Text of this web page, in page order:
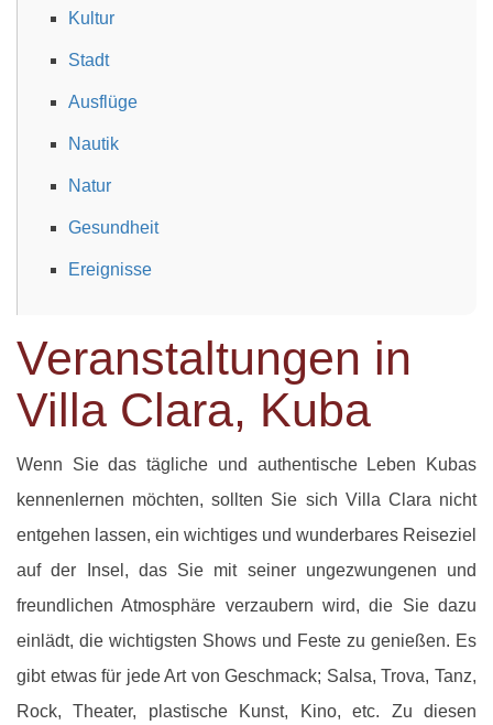
Kultur
Stadt
Ausflüge
Nautik
Natur
Gesundheit
Ereignisse
Veranstaltungen in
Villa Clara, Kuba
Wenn Sie das tägliche und authentische Leben Kubas
kennenlernen möchten, sollten Sie sich Villa Clara nicht
entgehen lassen, ein wichtiges und wunderbares Reiseziel
auf der Insel, das Sie mit seiner ungezwungenen und
freundlichen Atmosphäre verzaubern wird, die Sie dazu
einlädt, die wichtigsten Shows und Feste zu genießen. Es
gibt etwas für jede Art von Geschmack; Salsa, Trova, Tanz,
Rock, Theater, plastische Kunst, Kino, etc. Zu diesen